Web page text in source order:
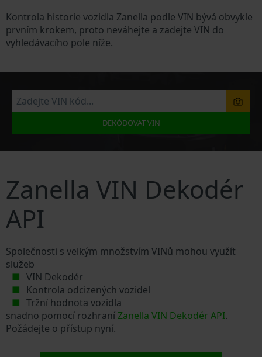
Kontrola historie vozidla Zanella podle VIN bývá obvykle
prvním krokem, proto neváhejte a zadejte VIN do
vyhledávacího pole níže.
DEKÓDOVAT VIN
Zanella VIN Dekodér
API
Společnosti s velkým množstvím VINů mohou využít
služeb
VIN Dekodér
Kontrola odcizených vozidel
Tržní hodnota vozidla
snadno pomocí rozhraníZanella VIN Dekodér API.
Požádejte o přístup nyní.